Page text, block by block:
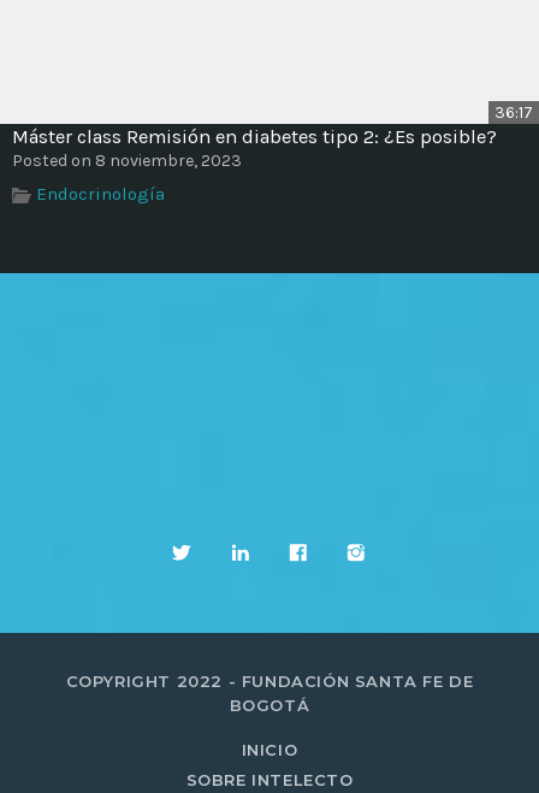
36:17
Máster class Remisión en diabetes tipo 2: ¿Es posible?
Posted on 8 noviembre, 2023
Endocrinología
COPYRIGHT 2022 - FUNDACIÓN SANTA FE DE
BOGOTÁ
INICIO
SOBRE INTELECTO